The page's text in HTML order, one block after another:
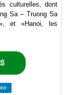
culturelles, dont
Sa – Truong Sa
et «Hanoi, les